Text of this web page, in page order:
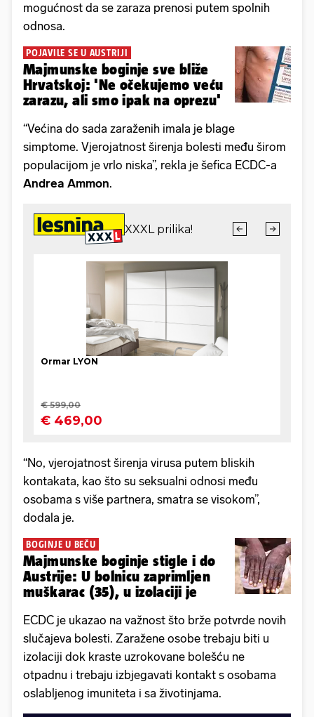
mogućnost da se zaraza prenosi putem spolnih
odnosa.
POJAVILE SE U AUSTRIJI
Majmunske boginje sve bliže
Hrvatskoj: 'Ne očekujemo veću
zarazu, ali smo ipak na oprezu'
“Većina do sada zaraženih imala je blage
simptome. Vjerojatnost širenja bolesti među širom
populacijom je vrlo niska”, rekla je šefica ECDC-a
Andrea Ammon.
“No, vjerojatnost širenja virusa putem bliskih
kontakata, kao što su seksualni odnosi među
osobama s više partnera, smatra se visokom”,
dodala je.
BOGINJE U BEČU
Majmunske boginje stigle i do
Austrije: U bolnicu zaprimljen
muškarac (35), u izolaciji je
ECDC je ukazao na važnost što brže potvrde novih
slučajeva bolesti. Zaražene osobe trebaju biti u
izolaciji dok kraste uzrokovane bolešću ne
otpadnu i trebaju izbjegavati kontakt s osobama
oslabljenog imuniteta i sa životinjama.